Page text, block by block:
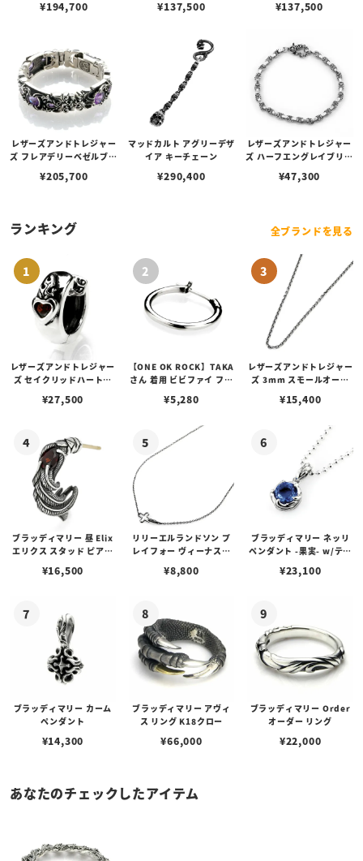
ックストーンインレイ
¥194,700
＆1ラージオニキス
¥137,500
＆1ラージブルートパーズ
¥137,500
レザーズアンドトレジャー
ズ フレアデリーベゼルブレ
トーンリンク アメシスト 7
¥205,700
マッドカルト アグリーデザ
イア キーチェーン
¥290,400
レザーズアンドトレジャー
ズ ハーフエングレイブリン
9cm
¥47,300
ランキング 全ブランドを見る
レザーズアンドトレジャー
ズ セイクリッドハートピ
¥27,500
【ONE OK ROCK】TAKA
さん 着用 ビビファイ フー
¥5,280
レザーズアンドトレジャー
ズ 3mm スモールオーバ
ブスタークラスプ＆LTロ
¥15,400
ブラッディマリー 昼 Elix
エリクス スタッド ピアス
¥16,500
リリーエルランドソン プ
レイフォー ヴィーナスチ
¥8,800
ブラッディマリー ネッリ
ペンダント -果実- w/ティ
¥23,100
ブラッディマリー カーム
ペンダント
¥14,300
ブラッディマリー アヴィ
ス リング K18クロー
¥66,000
ブラッディマリー Order
オーダー リング
¥22,000
あなたのチェックしたアイテム